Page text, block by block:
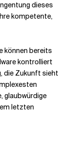
tung dieses
kompetente,
können bereits
kontrolliert
die Zukunft sieht
glaubwürdige
letzten